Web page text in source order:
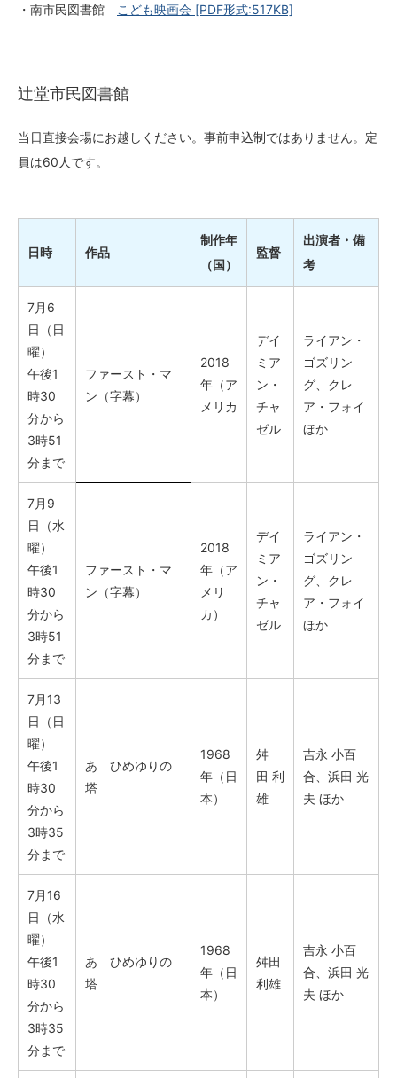
・南市民図書館 こども映画会 [PDF形式:517KB]
辻堂市民図書館
当日直接会場にお越しください。事前申込制ではありません。定
員は60人です。
日時 作品
制作年
（国）
監督
出演者・備
考
7月6
日（日
曜）
午後1
時30
分から
3時51
分まで
ファースト・マ
ン（字幕）
2018
年（ア
メリカ
デイ
ミア
ン・
チャ
ゼル
ライアン・
ゴズリン
グ、クレ
ア・フォイ
ほか
7月9
日（水
曜）
午後1
時30
分から
3時51
分まで
ファースト・マ
ン（字幕）
2018
年（ア
メリ
カ）
デイ
ミア
ン・
チャ
ゼル
ライアン・
ゴズリン
グ、クレ
ア・フォイ
ほか
7月13
日（日
曜）
午後1
時30
分から
3時35
分まで
あゝひめゆりの
塔
1968
年（日
本）
舛
田 利
雄
吉永 小百
合、浜田 光
夫 ほか
7月16
日（水
曜）
午後1
時30
分から
3時35
分まで
あゝひめゆりの
塔
1968
年（日
本）
舛田
利雄
吉永 小百
合、浜田 光
夫 ほか